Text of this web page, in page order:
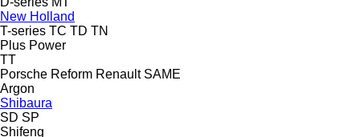
New Holland
T-series TC TD TN
Plus Power
TT
Porsche Reform Renault SAME
Argon
Shibaura
SD SP
Shifeng